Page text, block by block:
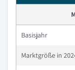
Basisjahr
Marktgröße in